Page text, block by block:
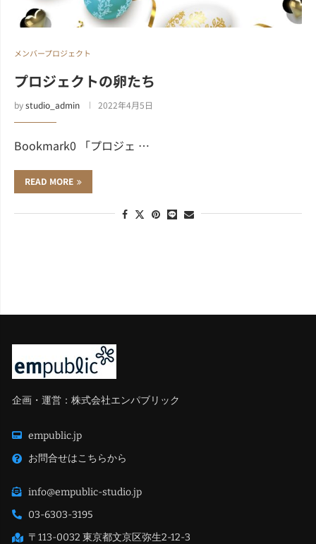
メンバープロジェクト
プロジェクトの卵たち
bystudio_admin 2022年4月5日
Bookmark0 「プロジェ …
READ MORE
企画・運営：株式会社エンパブリック
empublic.jp
お問合せはこちらから
info@empublic-studio.jp
03-6303-3195
〒113-0032 東京都文京区弥生2-12-3